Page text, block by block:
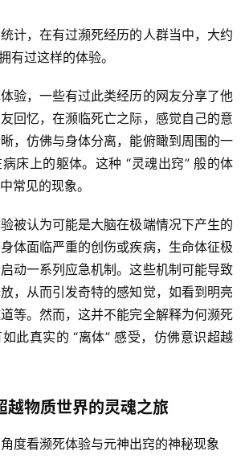
计，在有过濒死经历的人群当中，大约
有过这样的体验。
验，一些有过此类经历的网友分享了他
回忆，在濒临死亡之际，感觉自己的意
，仿佛与身体分离，能俯瞰到周围的一
床上的躯体。这种 “灵魂出窍” 般的体
常见的现象。
被认为可能是大脑在极端情况下产生的
体面临严重的创伤或疾病，生命体征极
动一系列应急机制。这些机制可能导致
，从而引发奇特的感知觉，如看到明亮
等。然而，这并不能完全解释为何濒死
此真实的 “离体” 感受，仿佛意识超越
越物质世界的灵魂之旅